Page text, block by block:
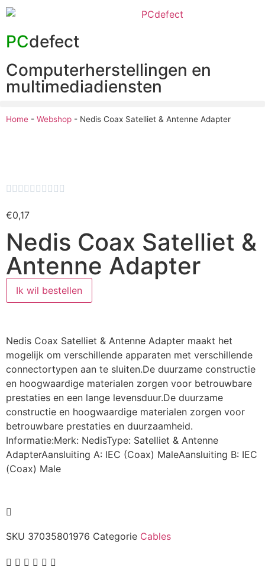
PCdefect
Computerherstellingen en
multimediadiensten
Home - Webshop - Nedis Coax Satelliet & Antenne Adapter
         
€0,17
Nedis Coax Satelliet &
Antenne Adapter
Ik wil bestellen
Nedis Coax Satelliet & Antenne Adapter maakt het
mogelijk om verschillende apparaten met verschillende
connectortypen aan te sluiten.De duurzame constructie
en hoogwaardige materialen zorgen voor betrouwbare
prestaties en een lange levensduur.De duurzame
constructie en hoogwaardige materialen zorgen voor
betrouwbare prestaties en duurzaamheid.
Informatie:Merk: NedisType: Satelliet & Antenne
AdapterAansluiting A: IEC (Coax) MaleAansluiting B: IEC
(Coax) Male
SKU 37035801976 Categorie Cables